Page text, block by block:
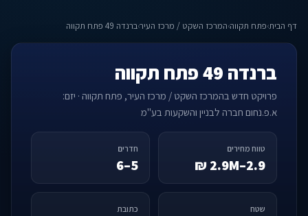
דף הבית›פתח תקווה›המרכז השקט / מרכז העיר›ברנדה 49 פתח תקווה
ברנדה 49 פתח תקווה
פרויקט חדש בהמרכז השקט / מרכז העיר, פתח תקווה · יזם:
א.פ.נחום חברה לבניין והשקעות בע"מ
טווח מחירים
2.9–2.9M ₪
חדרים
5–6
שטח כתובת